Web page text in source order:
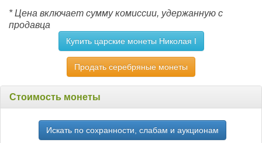
* Цена включает сумму комиссии, удержанную с
продавца
Купить царские монеты Николая I
Продать серебряные монеты
Стоимость монеты
Искать по сохранности, слабам и аукционам